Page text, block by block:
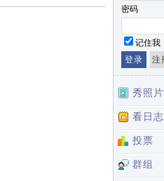
密码
记住我
秀照片
看日志
投票
群组